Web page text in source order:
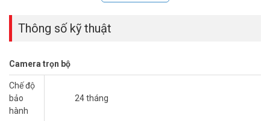
I. THÔNG TIN TRỌN BỘ CAMERA
HIKVISION 2MP CHO KHÁCH SẠN – SPA
– 5 Camera HKC-56D8T-I2L3P quan sát xa 20 mét, hồng ngoại tiết
Thông số kỹ thuật
Camera trọn bộ
Chế độ
bảo
hành
24 tháng